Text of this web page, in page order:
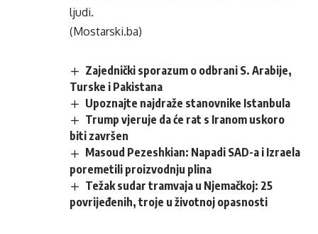
ljudi.
(Mostarski.ba)
Zajednički sporazum o odbrani S. Arabije,
Turske i Pakistana
Upoznajte najdraže stanovnike Istanbula
Trump vjeruje da će rat s Iranom uskoro
biti završen
Masoud Pezeshkian: Napadi SAD-a i Izraela
poremetili proizvodnju plina
Težak sudar tramvaja u Njemačkoj: 25
povrijeđenih, troje u životnoj opasnosti